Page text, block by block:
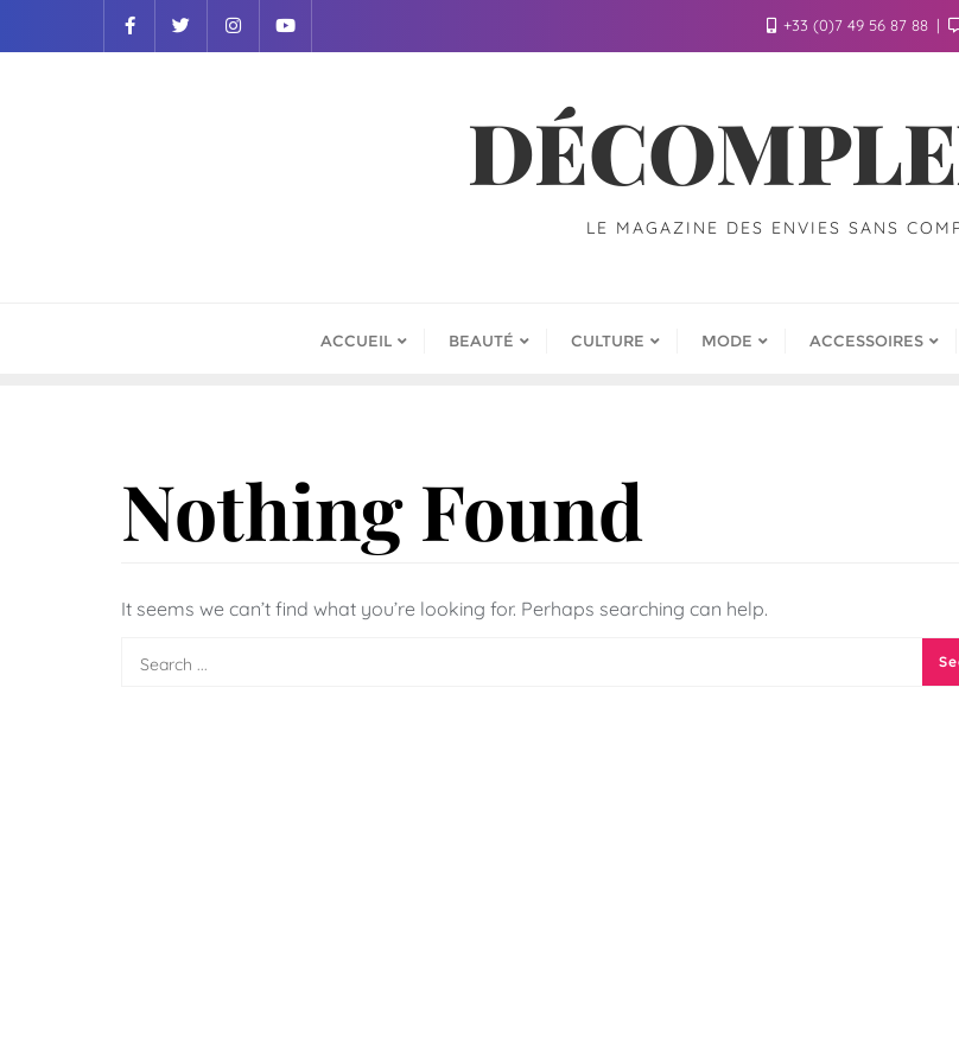
+33 (0)7 49 56 87 88
LE MAGAZINE DES ENVIES SANS
ACCUEIL BEAUTÉ CULTURE MODE ACCESSOIRES
Nothing Found
It seems we can’t find what you’re looking for. Perhaps searching can help.